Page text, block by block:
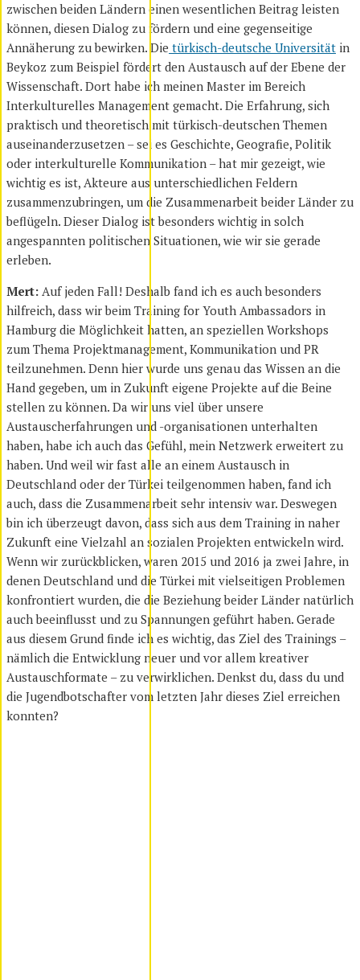
zwischen beiden Ländern einen wesentlichen Beitrag leisten
können, diesen Dialog zu fördern und eine gegenseitige
Annäherung zu bewirken. Die türkisch-deutsche Universität in
Beykoz zum Beispiel fördert den Austausch auf der Ebene der
Wissenschaft. Dort habe ich meinen Master im Bereich
Interkulturelles Management gemacht. Die Erfahrung, sich
praktisch und theoretisch mit türkisch-deutschen Themen
auseinanderzusetzen – sei es Geschichte, Geografie, Politik
oder interkulturelle Kommunikation – hat mir gezeigt, wie
wichtig es ist, Akteure aus unterschiedlichen Feldern
zusammenzubringen, um die Zusammenarbeit beider Länder zu
beflügeln. Dieser Dialog ist besonders wichtig in solch
angespannten politischen Situationen, wie wir sie gerade
erleben.
Mert: Auf jeden Fall! Deshalb fand ich es auch besonders
hilfreich, dass wir beim Training for Youth Ambassadors in
Hamburg die Möglichkeit hatten, an speziellen Workshops
zum Thema Projektmanagement, Kommunikation und PR
teilzunehmen. Denn hier wurde uns genau das Wissen an die
Hand gegeben, um in Zukunft eigene Projekte auf die Beine
stellen zu können. Da wir uns viel über unsere
Austauscherfahrungen und -organisationen unterhalten
haben, habe ich auch das Gefühl, mein Netzwerk erweitert zu
haben. Und weil wir fast alle an einem Austausch in
Deutschland oder der Türkei teilgenommen haben, fand ich
auch, dass die Zusammenarbeit sehr intensiv war. Deswegen
bin ich überzeugt davon, dass sich aus dem Training in naher
Zukunft eine Vielzahl an sozialen Projekten entwickeln wird.
Wenn wir zurückblicken, waren 2015 und 2016 ja zwei Jahre, in
denen Deutschland und die Türkei mit vielseitigen Problemen
konfrontiert wurden, die die Beziehung beider Länder natürlich
auch beeinflusst und zu Spannungen geführt haben. Gerade
aus diesem Grund finde ich es wichtig, das Ziel des Trainings –
nämlich die Entwicklung neuer und vor allem kreativer
Austauschformate – zu verwirklichen. Denkst du, dass du und
die Jugendbotschafter vom letzten Jahr dieses Ziel erreichen
konnten?